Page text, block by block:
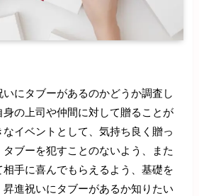
にタブーがあるのかどうか調査し
の上司や仲間に対して贈ることが
イベントとして、気持ち良く贈っ
ブーを犯すことのないよう、また
手に喜んでもらえるよう、基礎を
進祝いにタブーがあるか知りたい